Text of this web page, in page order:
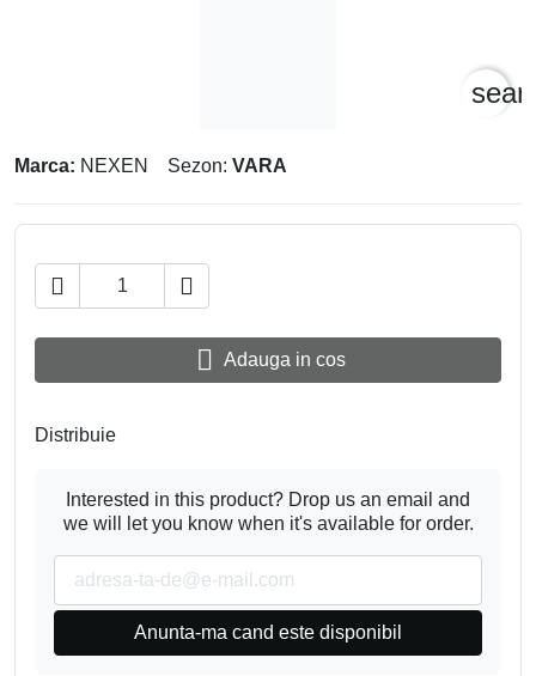
Marca: NEXEN Sezon: VARA
 
 Adauga in cos
Distribuie
Interested in this product? Drop us an email and
we will let you know when it's available for order.
Anunta-ma cand este disponibil